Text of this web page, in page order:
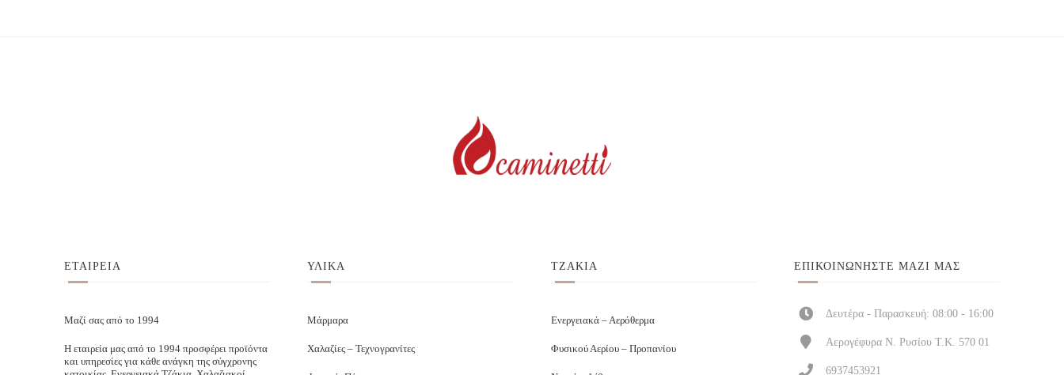
ΕΤΑΙΡΕΙΑ
Μαζί σας από το 1994
Η εταιρεία μας από το 1994 προσφέρει προϊόντα
και υπηρεσίες για κάθε ανάγκη της σύγχρονης
ΥΛΙΚΑ
Μάρμαρα
Χαλαζίες – Τεχνογρανίτες
ΤΖΑΚΙΑ
Ενεργειακά – Αερόθερμα
Φυσικού Αερίου – Προπανίου
ΕΠΙΚΟΙΝΩΝΉΣΤΕ ΜΑΖΊ ΜΑΣ
Δευτέρα - Παρασκευή: 08:00 - 16:00
Αερογέφυρα Ν. Ρυσίου Τ.Κ. 570 01
6937453921